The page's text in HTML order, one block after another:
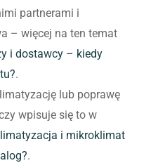
partnerami i
– więcej na ten temat
i dostawcy – kiedy
.
lub poprawę
wpisuje się to w
i mikroklimat
.